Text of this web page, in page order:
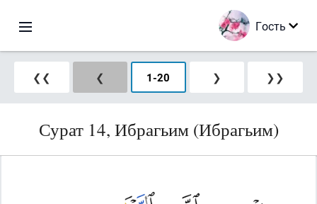
Гость
❮❮ ❮ 1-20 ❯ ❯❯
Сурат 14, Ибрагьим (Ибрагьим)